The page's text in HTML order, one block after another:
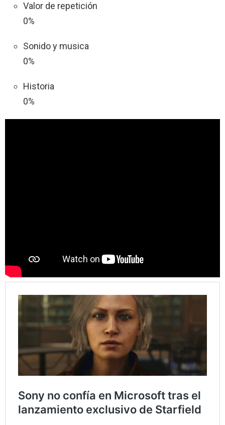
Valor de repetición
0%
Sonido y musica
0%
Historia
0%